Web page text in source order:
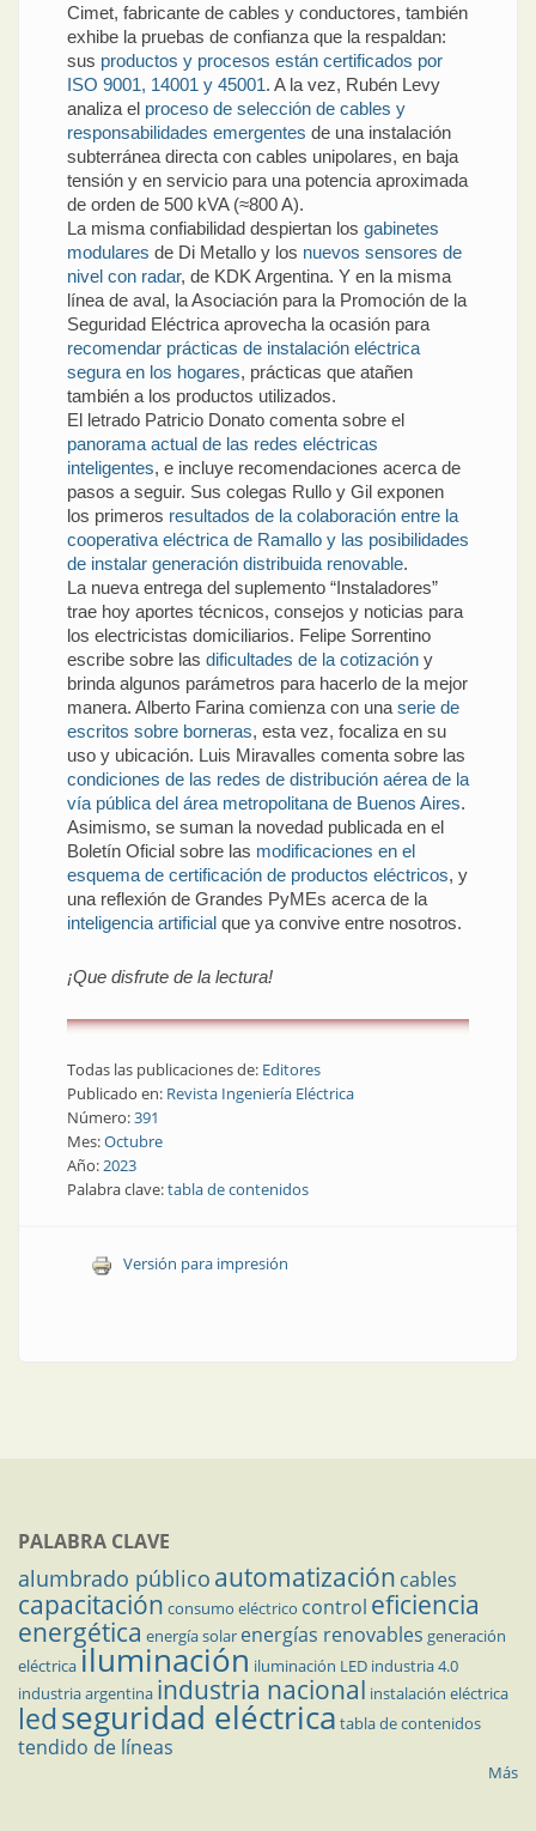
Cimet, fabricante de cables y conductores, también
exhibe la pruebas de confianza que la respaldan:
sus productos y procesos están certificados por
ISO 9001, 14001 y 45001. A la vez, Rubén Levy
analiza el proceso de selección de cables y
responsabilidades emergentes de una instalación
subterránea directa con cables unipolares, en baja
tensión y en servicio para una potencia aproximada
de orden de 500 kVA (≈800 A).
La misma confiabilidad despiertan los gabinetes
modulares de Di Metallo y los nuevos sensores de
nivel con radar, de KDK Argentina. Y en la misma
línea de aval, la Asociación para la Promoción de la
Seguridad Eléctrica aprovecha la ocasión para
recomendar prácticas de instalación eléctrica
segura en los hogares, prácticas que atañen
también a los productos utilizados.
El letrado Patricio Donato comenta sobre el
panorama actual de las redes eléctricas
inteligentes, e incluye recomendaciones acerca de
pasos a seguir. Sus colegas Rullo y Gil exponen
los primeros resultados de la colaboración entre la
cooperativa eléctrica de Ramallo y las posibilidades
de instalar generación distribuida renovable.
La nueva entrega del suplemento “Instaladores”
trae hoy aportes técnicos, consejos y noticias para
los electricistas domiciliarios. Felipe Sorrentino
escribe sobre las dificultades de la cotización y
brinda algunos parámetros para hacerlo de la mejor
manera. Alberto Farina comienza con una serie de
escritos sobre borneras, esta vez, focaliza en su
uso y ubicación. Luis Miravalles comenta sobre las
condiciones de las redes de distribución aérea de la
vía pública del área metropolitana de Buenos Aires.
Asimismo, se suman la novedad publicada en el
Boletín Oficial sobre las modificaciones en el
esquema de certificación de productos eléctricos, y
una reflexión de Grandes PyMEs acerca de la
inteligencia artificial que ya convive entre nosotros.
¡Que disfrute de la lectura!
Todas las publicaciones de: Editores
Publicado en: Revista Ingeniería Eléctrica
Número:391
Mes:Octubre
Año:2023
Palabra clave:tabla de contenidos
Versión para impresión
PALABRA CLAVE
alumbrado público automatización cables
capacitación consumo eléctrico control eficiencia
energética energía solar energías renovables generación
eléctricailuminación iluminación LED industria 4.0
industria argentina industria nacional instalación eléctrica
ledseguridad eléctrica tabla de contenidos
tendido de líneas
Más